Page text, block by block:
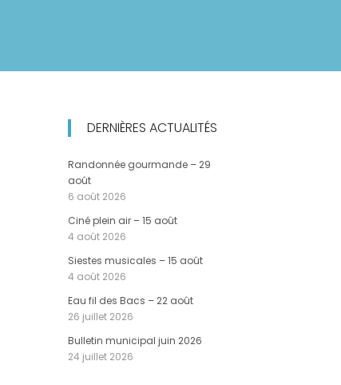
DERNIÈRES ACTUALITÉS
Randonnée gourmande – 29
août
6 août 2026
Ciné plein air – 15 août
4 août 2026
Siestes musicales – 15 août
4 août 2026
Eau fil des Bacs – 22 août
26 juillet 2026
Bulletin municipal juin 2026
24 juillet 2026